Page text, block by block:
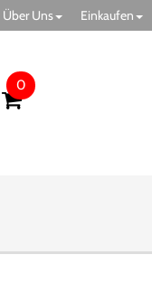
Über Uns Einkaufen
0